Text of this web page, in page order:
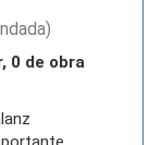
0 de obra